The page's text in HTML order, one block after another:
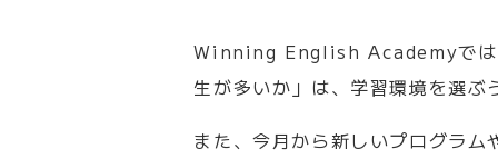
Winning English Academyでは
生が多いか」は、学習環境を選
また、今月から新しいプログラ